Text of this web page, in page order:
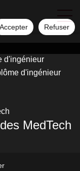
Accepter Refuser
d'ingénieur
d'ingénieur
MedTech